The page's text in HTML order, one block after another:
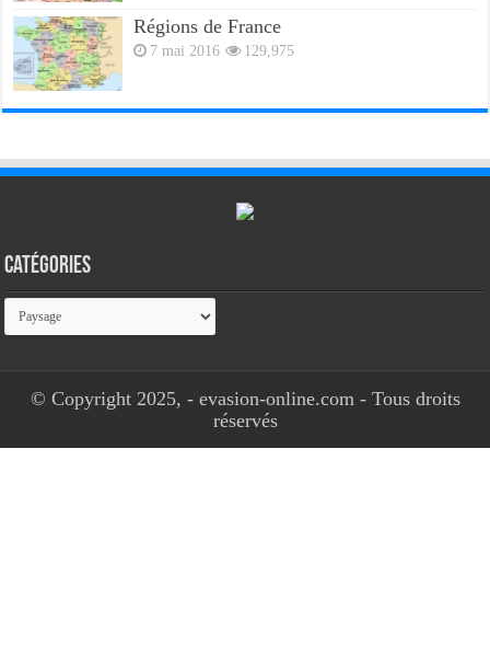
Régions de France
7 mai 2016 129,975
Catégories
Catégories
© Copyright 2025, - evasion-online.com - Tous droits
réservés